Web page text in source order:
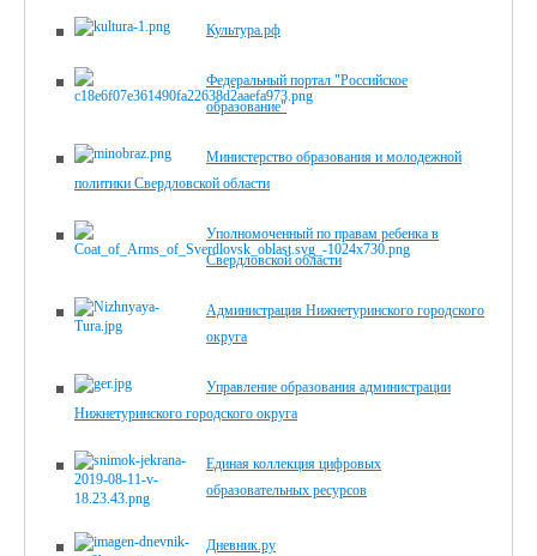
Культура.рф
Федеральный портал "Российское
образование"
Министерство образования и молодежной
политики Свердловской области
Уполномоченный по правам ребенка в
Свердловской области
Администрация Нижнетуринского городского
округа
Управление образования администрации
Нижнетуринского городского округа
Единая коллекция цифровых
образовательных ресурсов
Дневник.ру